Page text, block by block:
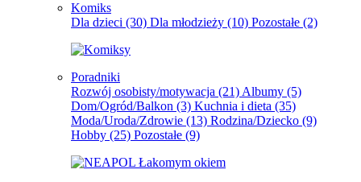
Komiks
Dla dzieci (30) Dla młodzieży (10) Pozostałe (2)
Poradniki
Rozwój osobisty/motywacja (21) Albumy (5)
Dom/Ogród/Balkon (3) Kuchnia i dieta (35)
Moda/Uroda/Zdrowie (13) Rodzina/Dziecko (9)
Hobby (25) Pozostałe (9)